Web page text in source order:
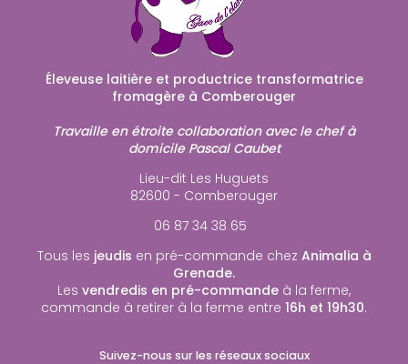
Éleveuse laitière et productrice transformatrice
fromagère à Comberouger
Travaille en étroite collaboration avec le chef à
domicile Pascal Caubet
Lieu-dit Les Huguets
82600 - Comberouger
06 87 34 38 65
Tous les jeudis en pré-commande chez Animalia à
Grenade.
Les vendredis en pré-commande à la ferme,
commande à retirer à la ferme entre 16h et 19h30.
Suivez-nous sur les réseaux sociaux